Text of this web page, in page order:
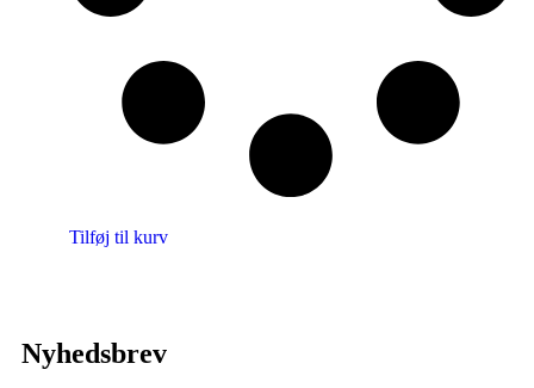
Tilføj til kurv
Nyhedsbrev